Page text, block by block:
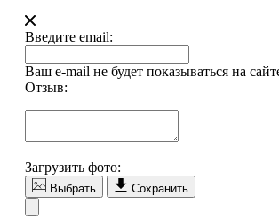
Введите email:
Ваш e-mail не будет показываться на
Отзыв:
Загрузить фото:
Выбрать Сохранить